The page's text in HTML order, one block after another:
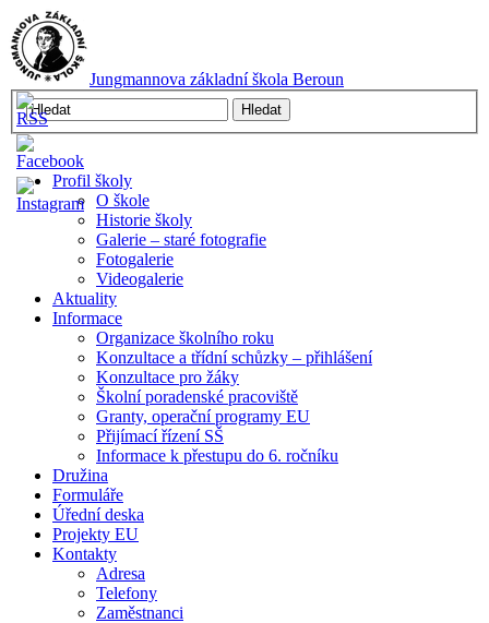
Jungmannova základní škola Beroun
Profil školy
O škole
Historie školy
Galerie – staré fotografie
Fotogalerie
Videogalerie
Aktuality
Informace
Organizace školního roku
Konzultace a třídní schůzky – přihlášení
Konzultace pro žáky
Školní poradenské pracoviště
Granty, operační programy EU
Přijímací řízení SŠ
Informace k přestupu do 6. ročníku
Družina
Formuláře
Úřední deska
Projekty EU
Kontakty
Adresa
Telefony
Zaměstnanci